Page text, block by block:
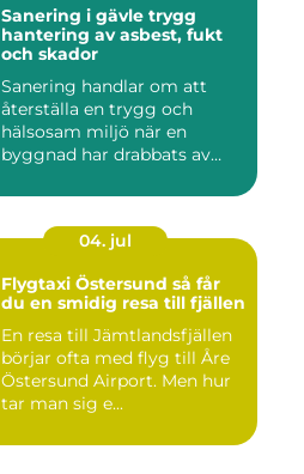
Sanering i gävle trygg
hantering av asbest, fukt
och skador
Sanering handlar om att
återställa en trygg och
hälsosam miljö när en
byggnad har drabbats av
04. jul
Flygtaxi Östersund så får
du en smidig resa till fjällen
En resa till Jämtlandsfjällen
börjar ofta med flyg till Åre
Östersund Airport. Men hur
tar man sig e...